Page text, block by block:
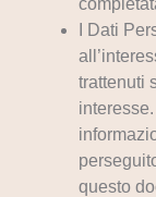
I Dati
trattenuti
questo